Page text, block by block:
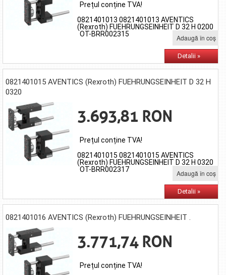
Prețul conține TVA!
0821401013 0821401013 AVENTICS
(Rexroth) FUEHRUNGSEINHEIT D 32 H 0200
OT-BRR002315
Adaugă în coş
Detalii »
0821401015 AVENTICS (Rexroth) FUEHRUNGSEINHEIT D 32 H
0320
3.693,81 RON
Prețul conține TVA!
0821401015 0821401015 AVENTICS
(Rexroth) FUEHRUNGSEINHEIT D 32 H 0320
OT-BRR002317
Adaugă în coş
Detalii »
0821401016 AVENTICS (Rexroth) FUEHRUNGSEINHEIT .
3.771,74 RON
Prețul conține TVA!